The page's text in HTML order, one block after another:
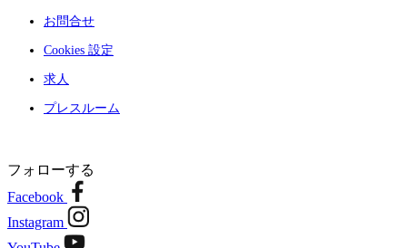
お問合せ
Cookies 設定
求人
プレスルーム
フォローする
Facebook
Instagram